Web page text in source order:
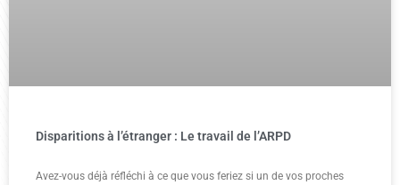
Disparitions à l’étranger : Le travail de l’ARPD
Avez-vous déjà réfléchi à ce que vous feriez si un de vos proches